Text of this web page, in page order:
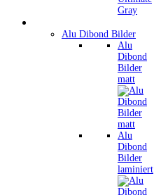
Alu Dibond Bilder
Alu
Dibond
Bilder
matt
Alu
Dibond
Bilder
laminiert